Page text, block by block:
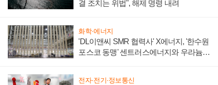
결 조치는 위법", 해제 명령 내려
화학·에너지
'DL이앤씨 SMR 협력사' X에너지, '한수원
포스코 동맹' 센트러스에너지와 우라늄
전자·전기·정보통신